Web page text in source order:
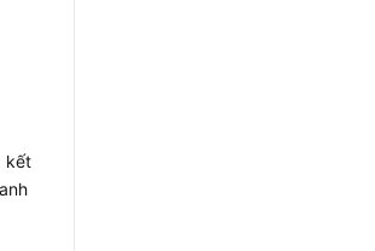
kết